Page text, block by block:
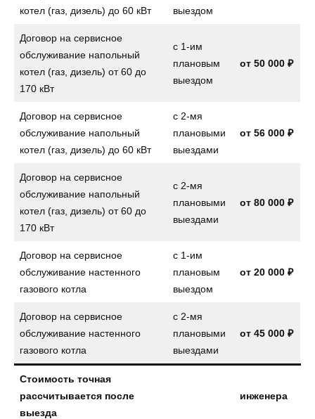
котел (газ, дизель) до 60 кВт
выездом
Договор на сервисное
обслуживание напольный
котел (газ, дизель) от 60 до
170 кВт
с 1-им
плановым
выездом
от 50 000 ₽
Договор на сервисное
обслуживание напольный
котел (газ, дизель) до 60 кВт
с 2-мя
плановыми
выездами
от 56 000 ₽
Договор на сервисное
обслуживание напольный
котел (газ, дизель) от 60 до
170 кВт
с 2-мя
плановыми
выездами
от 80 000 ₽
Договор на сервисное
обслуживание настенного
газового котла
с 1-им
плановым
выездом
от 20 000 ₽
Договор на сервисное
обслуживание настенного
газового котла
с 2-мя
плановыми
выездами
от 45 000 ₽
Стоимость точная
рассчитывается после
выезда
инженера